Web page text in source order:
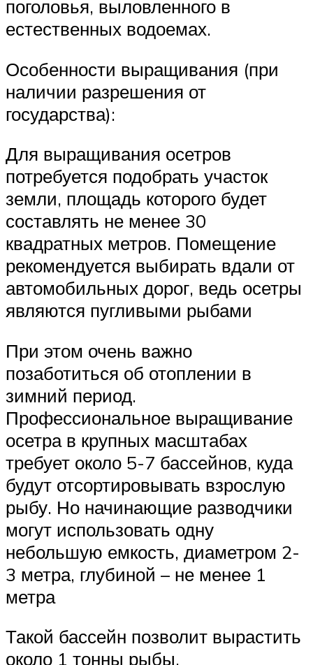
поголовья, выловленного в
естественных водоемах.
Особенности выращивания (при
наличии разрешения от
государства):
Для выращивания осетров
потребуется подобрать участок
земли, площадь которого будет
составлять не менее 30
квадратных метров. Помещение
рекомендуется выбирать вдали от
автомобильных дорог, ведь осетры
являются пугливыми рыбами
При этом очень важно
позаботиться об отоплении в
зимний период.
Профессиональное выращивание
осетра в крупных масштабах
требует около 5-7 бассейнов, куда
будут отсортировывать взрослую
рыбу. Но начинающие разводчики
могут использовать одну
небольшую емкость, диаметром 2-
3 метра, глубиной – не менее 1
метра
Такой бассейн позволит вырастить
около 1 тонны рыбы.